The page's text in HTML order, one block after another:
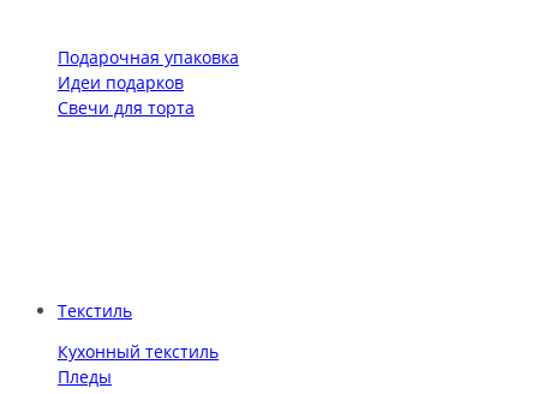
Подарочная упаковка
Идеи подарков
Свечи для торта
Текстиль
Кухонный текстиль
Пледы